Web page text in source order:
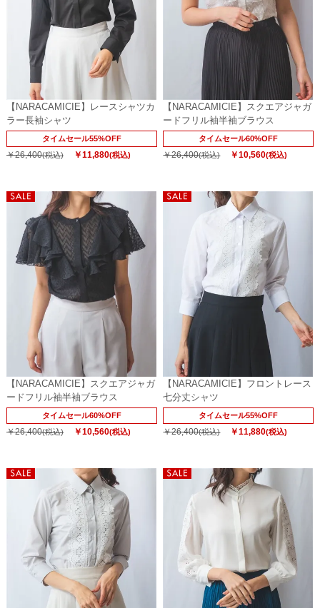
【NARACAMICIE】レースシャツカ
ラー長袖シャツ
タイムセール55%OFF
￥26,400(税込) ￥11,880(税込)
【NARACAMICIE】スクエアジャガ
ードフリル袖半袖ブラウス
タイムセール60%OFF
￥26,400(税込) ￥10,560(税込)
【NARACAMICIE】スクエアジャガ
ードフリル袖半袖ブラウス
タイムセール60%OFF
￥26,400(税込) ￥10,560(税込)
【NARACAMICIE】フロントレース
七分丈シャツ
タイムセール55%OFF
￥26,400(税込) ￥11,880(税込)